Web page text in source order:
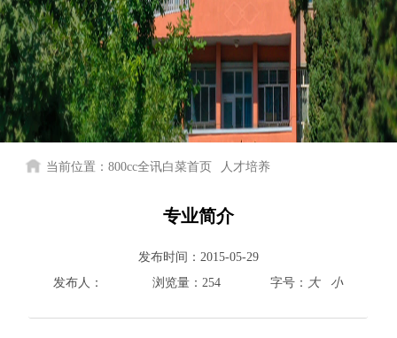
800cc全讯白菜首页
当前位置：800cc全讯白菜首页 人才培养
专业简介
发布时间： 2015-05-29
发布人：
浏览量： 254 字号： 大 小